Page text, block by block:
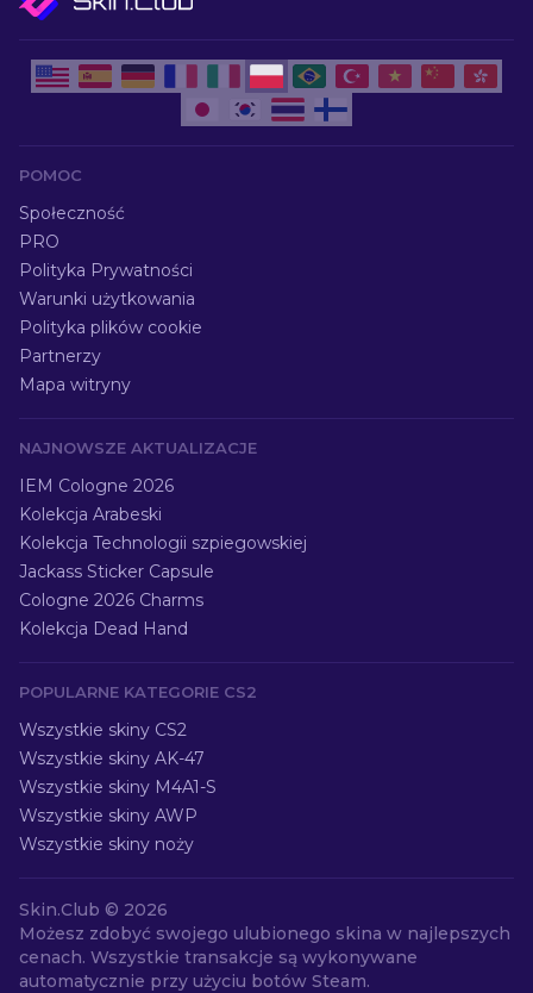
POMOC
Społeczność
PRO
Polityka Prywatności
Warunki użytkowania
Polityka plików cookie
Partnerzy
Mapa witryny
NAJNOWSZE AKTUALIZACJE
IEM Cologne 2026
Kolekcja Arabeski
Kolekcja Technologii szpiegowskiej
Jackass Sticker Capsule
Cologne 2026 Charms
Kolekcja Dead Hand
POPULARNE KATEGORIE CS2
Wszystkie skiny CS2
Wszystkie skiny AK-47
Wszystkie skiny M4A1-S
Wszystkie skiny AWP
Wszystkie skiny noży
Skin.Club © 2026
Możesz zdobyć swojego ulubionego skina w najlepszych
cenach. Wszystkie transakcje są wykonywane
automatycznie przy użyciu botów Steam.